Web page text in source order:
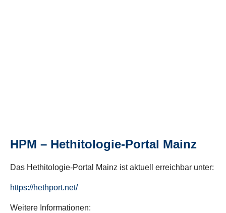
HPM – Hethitologie-Portal Mainz
Das Hethitologie-Portal Mainz ist aktuell erreichbar unter:
https://hethport.net/
Weitere Informationen: